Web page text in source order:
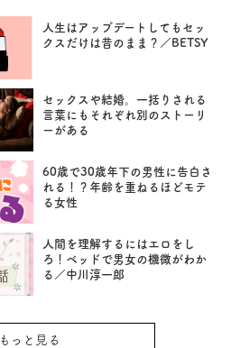
人生はアップデートしてもセッ
クスだけは昔のまま？／BETSY
セックスや結婚。一括りされる
言葉にもそれぞれ別のストーリ
ーがある
60歳で30歳年下の男性に告白さ
れる！？年齢を重ねるほどモテ
る女性
人間を理解するにはエロをし
ろ！ベッドで男女の機微がわか
る／中川淳一郎
もっと見る